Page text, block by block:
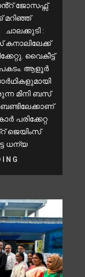
ജോസഫ്സ്
മറിഞ്ഞ്
ചാലക്കുടി :
വൈകീട്ട്
ആളൂർ
മിനി ബസ്
പരിക്കേറ്റ
ജെയിംസ്
ധന്യ